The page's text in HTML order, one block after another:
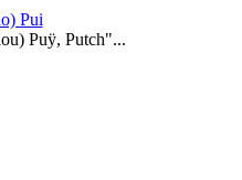
Pui
Puÿ, Putch"...